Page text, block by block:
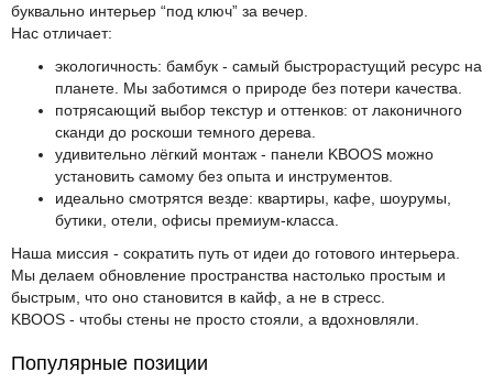
буквально интерьер “под ключ” за вечер.
Нас отличает:
экологичность: бамбук - самый быстрорастущий ресурс на
планете. Мы заботимся о природе без потери качества.
потрясающий выбор текстур и оттенков: от лаконичного
сканди до роскоши темного дерева.
удивительно лёгкий монтаж - панели KBOOS можно
установить самому без опыта и инструментов.
идеально смотрятся везде: квартиры, кафе, шоурумы,
бутики, отели, офисы премиум-класса.
Наша миссия - сократить путь от идеи до готового интерьера.
Мы делаем обновление пространства настолько простым и
быстрым, что оно становится в кайф, а не в стресс.
KBOOS - чтобы стены не просто стояли, а вдохновляли.
Популярные позиции